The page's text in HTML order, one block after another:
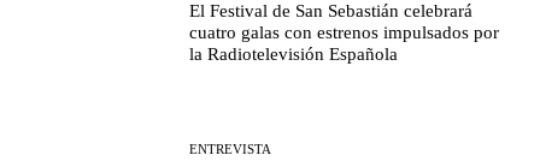
El Festival de San Sebastián celebrará
cuatro galas con estrenos impulsados por
la Radiotelevisión Española
ENTREVISTA